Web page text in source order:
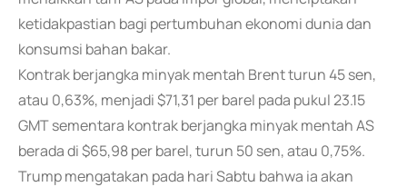
ketidakpastian bagi pertumbuhan ekonomi dunia dan
konsumsi bahan bakar.
Kontrak berjangka minyak mentah Brent turun 45 sen,
atau 0,63%, menjadi $71,31 per barel pada pukul 23.15
GMT sementara kontrak berjangka minyak mentah AS
berada di $65,98 per barel, turun 50 sen, atau 0,75%.
Trump mengatakan pada hari Sabtu bahwa ia akan